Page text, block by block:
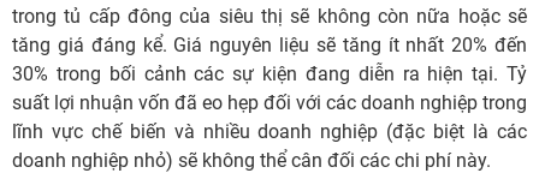
trong tủ cấp đông của siêu thị sẽ không còn nữa hoặc sẽ
tăng giá đáng kể. Giá nguyên liệu sẽ tăng ít nhất 20% đến
30% trong bối cảnh các sự kiện đang diễn ra hiện tại. Tỷ
suất lợi nhuận vốn đã eo hẹp đối với các doanh nghiệp trong
lĩnh vực chế biến và nhiều doanh nghiệp (đặc biệt là các
doanh nghiệp nhỏ) sẽ không thể cân đối các chi phí này.